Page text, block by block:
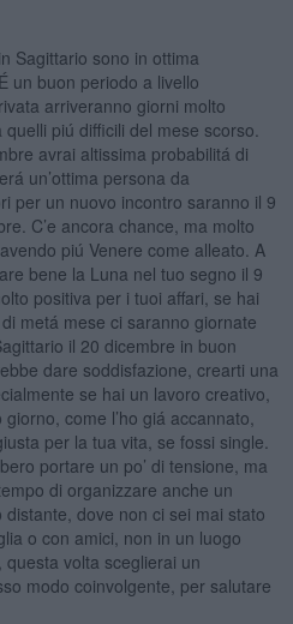
Sagittario sono in ottima
un buon periodo a livello
arriveranno giorni molto
piú difficili del mese scorso.
avrai altissima probabilitá di
un’ottima persona da
per un nuovo incontro saranno il 9
C’e ancora chance, ma molto
piú Venere come alleato. A
bene la Luna nel tuo segno il 9
positiva per i tuoi affari, se hai
metá mese ci saranno giornate
il 20 dicembre in buon
dare soddisfazione, crearti una
se hai un lavoro creativo,
come l’ho giá accannato,
per la tua vita, se fossi single.
portare un po’ di tensione, ma
di organizzare anche un
dove non ci sei mai stato
o con amici, non in un luogo
volta sceglierai un
modo coinvolgente, per salutare